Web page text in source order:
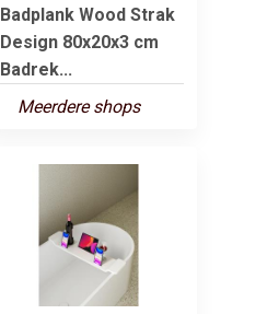
Badplank Wood Strak
Design 80x20x3 cm
Badrek...
Meerdere shops